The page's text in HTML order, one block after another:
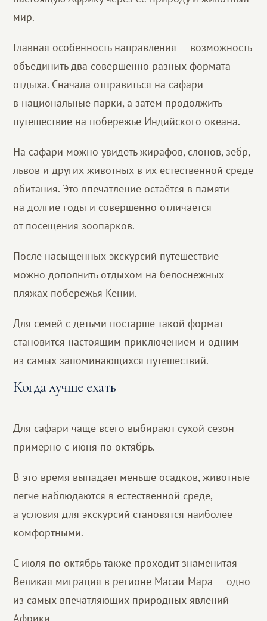
мир.
Главная особенность направления — возможность
объединить два совершенно разных формата
отдыха. Сначала отправиться на сафари
в национальные парки, а затем продолжить
путешествие на побережье Индийского океана.
На сафари можно увидеть жирафов, слонов, зебр,
львов и других животных в их естественной среде
обитания. Это впечатление остаётся в памяти
на долгие годы и совершенно отличается
от посещения зоопарков.
После насыщенных экскурсий путешествие
можно дополнить отдыхом на белоснежных
пляжах побережья Кении.
Для семей с детьми постарше такой формат
становится настоящим приключением и одним
из самых запоминающихся путешествий.
Когда лучше ехать
Для сафари чаще всего выбирают сухой сезон —
примерно с июня по октябрь.
В это время выпадает меньше осадков, животные
легче наблюдаются в естественной среде,
а условия для экскурсий становятся наиболее
комфортными.
С июля по октябрь также проходит знаменитая
Великая миграция в регионе Масаи-Мара — одно
из самых впечатляющих природных явлений